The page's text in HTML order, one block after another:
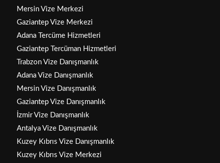
Mersin Vize Merkezi
Gaziantep Vize Merkezi
Adana Tercüme Hizmetleri
Gaziantep Tercüman Hizmetleri
Trabzon Vize Danışmanlık
Adana Vize Danışmanlık
Mersin Vize Danışmanlık
Gaziantep Vize Danışmanlık
İzmir Vize Danışmanlık
Antalya Vize Danışmanlık
Kuzey Kıbrıs Vize Danışmanlık
Kuzey Kıbrıs Vize Merkezi